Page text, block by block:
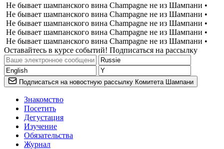
Не бывает шампанского вина Champagne не из Шампани •
Не бывает шампанского вина Champagne не из Шампани •
Не бывает шампанского вина Champagne не из Шампани •
Не бывает шампанского вина Champagne не из Шампани •
Не бывает шампанского вина Champagne не из Шампани •
Оставайтесь в курсе событий! Подписаться на рассылку
Подписаться на новостную рассылку Комитета Шампани
Знакомство
Посетить
Дегустация
Изучение
Обязательства
Журнал